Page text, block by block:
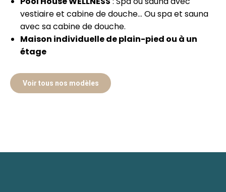
vestiaire et cabine de douche… Ou spa et sauna
avec sa cabine de douche.
Maison individuelle de plain-pied ou à un
étage
Voir tous nos modèles